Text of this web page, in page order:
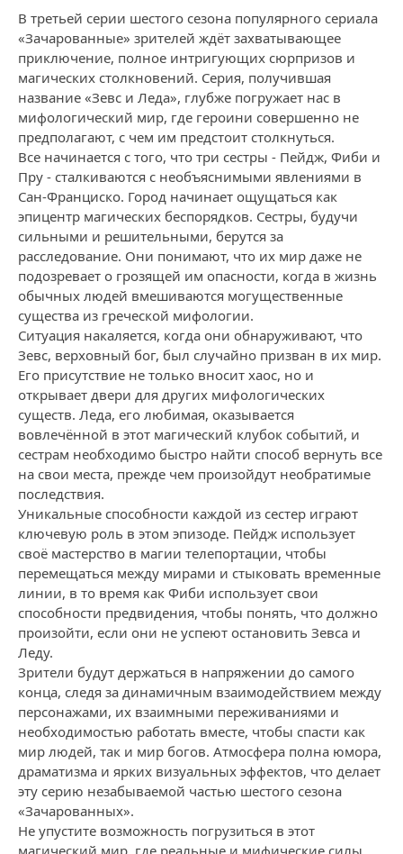
В третьей серии шестого сезона популярного сериала
«Зачарованные» зрителей ждёт захватывающее
приключение, полное интригующих сюрпризов и
магических столкновений. Серия, получившая
название «Зевс и Леда», глубже погружает нас в
мифологический мир, где героини совершенно не
предполагают, с чем им предстоит столкнуться.
Все начинается с того, что три сестры - Пейдж, Фиби и
Пру - сталкиваются с необъяснимыми явлениями в
Сан-Франциско. Город начинает ощущаться как
эпицентр магических беспорядков. Сестры, будучи
сильными и решительными, берутся за
расследование. Они понимают, что их мир даже не
подозревает о грозящей им опасности, когда в жизнь
обычных людей вмешиваются могущественные
существа из греческой мифологии.
Ситуация накаляется, когда они обнаруживают, что
Зевс, верховный бог, был случайно призван в их мир.
Его присутствие не только вносит хаос, но и
открывает двери для других мифологических
существ. Леда, его любимая, оказывается
вовлечённой в этот магический клубок событий, и
сестрам необходимо быстро найти способ вернуть все
на свои места, прежде чем произойдут необратимые
последствия.
Уникальные способности каждой из сестер играют
ключевую роль в этом эпизоде. Пейдж использует
своё мастерство в магии телепортации, чтобы
перемещаться между мирами и стыковать временные
линии, в то время как Фиби использует свои
способности предвидения, чтобы понять, что должно
произойти, если они не успеют остановить Зевса и
Леду.
Зрители будут держаться в напряжении до самого
конца, следя за динамичным взаимодействием между
персонажами, их взаимными переживаниями и
необходимостью работать вместе, чтобы спасти как
мир людей, так и мир богов. Атмосфера полна юмора,
драматизма и ярких визуальных эффектов, что делает
эту серию незабываемой частью шестого сезона
«Зачарованных».
Не упустите возможность погрузиться в этот
магический мир, где реальные и мифические силы